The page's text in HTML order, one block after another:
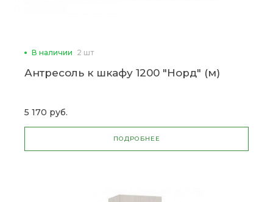
В наличии 2 шт
Антресоль к шкафу 1200 "Норд" (м)
5 170 руб.
ПОДРОБНЕЕ